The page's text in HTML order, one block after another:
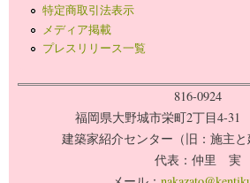
特定商取引法表示
メディア掲載
プレスリリース一覧
816-0924
福岡県大野城市栄町2丁目4-
建築家紹介センター（旧：施主と
代表：仲里 実